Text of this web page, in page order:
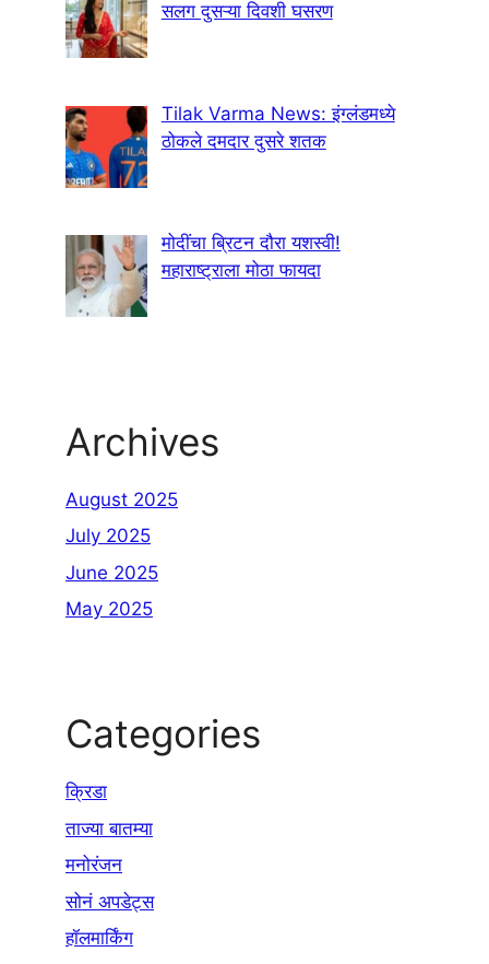
सलग दुसऱ्या दिवशी घसरण
Tilak Varma News: इंग्लंडमध्ये
ठोकले दमदार दुसरे शतक
मोदींचा ब्रिटन दौरा यशस्वी!
महाराष्ट्राला मोठा फायदा
Archives
August 2025
July 2025
June 2025
May 2025
Categories
क्रिडा
ताज्या बातम्या
मनोरंजन
सोनं अपडेट्स
हॉलमार्किंग